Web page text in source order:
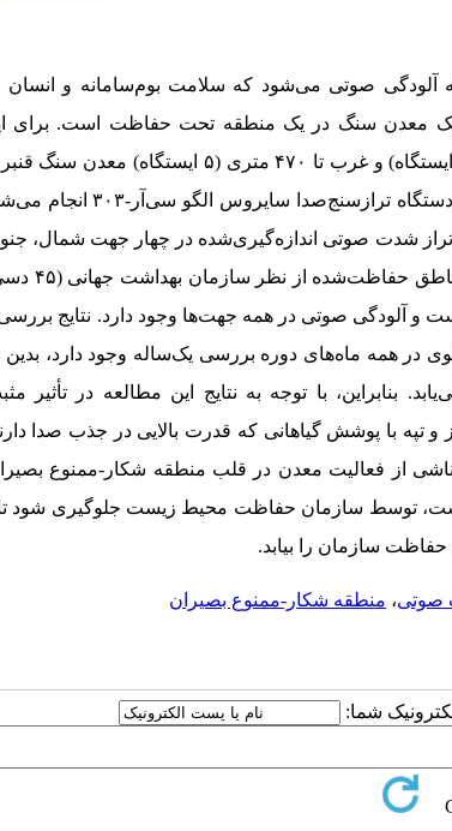
صوتی می‌شود که سلامت بوم‌سامانه و انسان
یک معدن سنگ در یک منطقه تحت حفاظت است. برای
نمونه‌برداری در سه جهت شمال، جنوب و شرق تا ۱ کیلومتری (هر جهت ۱۱ ایستگاه) و غرب تا
سایروس الگو
سی‌آر-۳۰۳
مقایسه میانگین تراز شدت صوتی اندازه‌گیری‌شده در چهار جهت
غرب معدن سنگ مورد مطالعه با
و آلودگی صوتی در همه جهت‌ها وجود دارد. نتایج
در همه ماه‌های دوره بررسی یک‌ساله وجود دارد، بدین
بنابراین، با توجه به نتایج این مطالعه در تأثیر
با پوشش گیاهانی که قدرت بالایی در جذب صدا
از فعالیت معدن در قلب منطقه شکار-ممنوع
توسط سازمان حفاظت محیط زیست جلوگیری شود تا
سازمان را بیابد.
صوتی، منطقه شکار-ممنوع‌ بصیران
شما: